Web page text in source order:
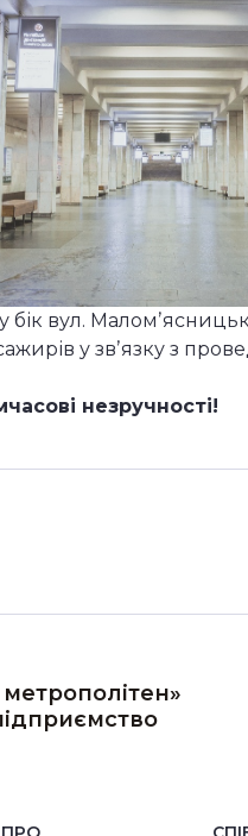
бік вул.
у звʼязку з
незручності!